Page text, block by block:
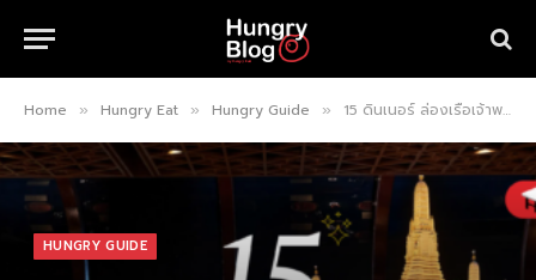
Home » Hungry Eat » Hungry Guide » 15 ดินเนอร์ ล่องเรือเจ้าพระยา วิวสวย อาหารอร่อย ฟิลโรแมนติก (2024)
HUNGRY GUIDE